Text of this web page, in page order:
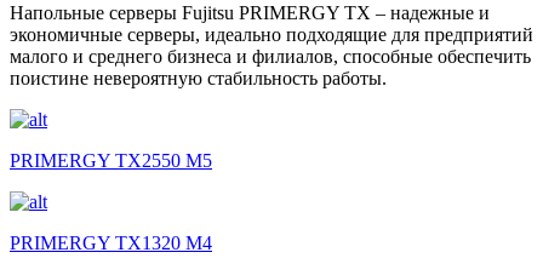
Напольные серверы Fujitsu PRIMERGY TX – надежные и
экономичные серверы, идеально подходящие для предприятий
малого и среднего бизнеса и филиалов, способные обеспечить
поистине невероятную стабильность работы.
PRIMERGY TX2550 M5
PRIMERGY TX1320 M4